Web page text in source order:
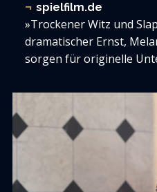
spielfilm.de
»Trockener Witz und
dramatischer Ernst,
sorgen für originelle